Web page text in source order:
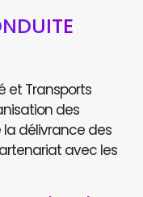
et Transports
des
délivrance des
avec les